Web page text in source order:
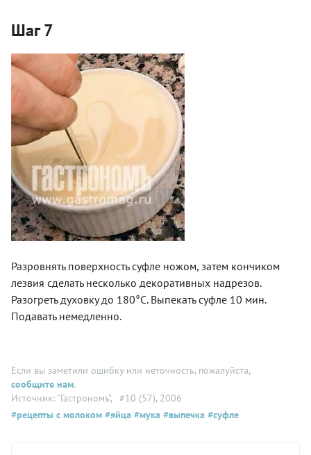
Шаг 7
Разровнять поверхность суфле ножом, затем кончиком
лезвия сделать несколько декоративных надрезов.
Разогреть духовку до 180°С. Выпекать суфле 10 мин.
Подавать немедленно.
Если вы заметили ошибку или неточность, пожалуйста,
сообщите нам.
Источник: "Гастрономъ", #10 (57), 2006
#рецепты с молоком #яйца #мука #выпечка #суфле